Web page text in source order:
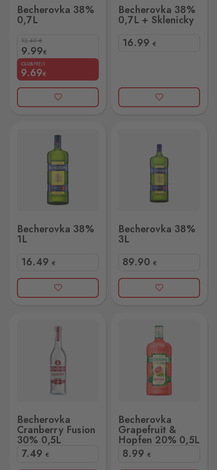
Becherovka 38%
0,7L
12.49€
9.99€
CLUBPREIS
9.69€
Becherovka 38%
0,7L + Sklenicky
16.99 €
Becherovka 38%
1L
16.49 €
Becherovka 38%
3L
89.90 €
Becherovka
Cranberry Fusion
30% 0,5L
7.49 €
Becherovka
Grapefruit &
Hopfen 20% 0,5L
8.99 €